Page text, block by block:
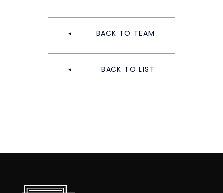
BACK TO TEAM
BACK TO LIST